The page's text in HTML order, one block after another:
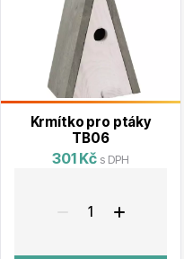
Azalky a rododendrony
Růže KORDES
Krmítko pro ptáky
TB06
301 Kč s DPH